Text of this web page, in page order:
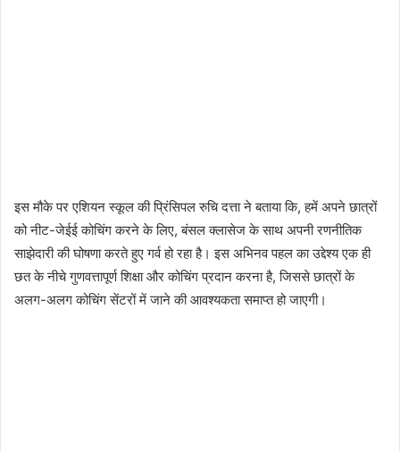
इस मौके पर एशियन स्कूल की प्रिंसिपल रुचि दत्ता ने बताया कि, हमें अपने छात्रों
को नीट-जेईई कोचिंग करने के लिए, बंसल क्लासेज के साथ अपनी रणनीतिक
साझेदारी की घोषणा करते हुए गर्व हो रहा है। इस अभिनव पहल का उद्देश्य एक ही
छत के नीचे गुणवत्तापूर्ण शिक्षा और कोचिंग प्रदान करना है, जिससे छात्रों के
अलग-अलग कोचिंग सेंटरों में जाने की आवश्यकता समाप्त हो जाएगी।